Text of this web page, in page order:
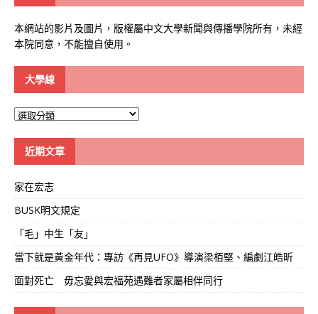
本網站的影片及圖片，版權屬中文大學新聞與傳播學院所有，未經
本院同意，不能擅自使用。
大學線
大
近期文章
家在宏志
BUSK明文規定
「毛」中生「友」
當下就是黃金年代：專訪《再見UFO》導演梁栢堅、編劇江皓昕
面對死亡 毋忘愛與宏福苑遇難者家屬相伴同行